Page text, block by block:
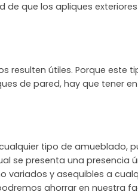
que los apliques
resulten útiles. Porque este
de pared, hay que tener
tipo de amueblado,
se presenta una presencia
variados y asequibles a
ahorrar en nuestra